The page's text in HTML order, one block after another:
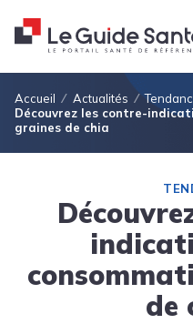
Fil d'Ariane
Accueil Actualités
Découvrez les contre-
graines de chia
de